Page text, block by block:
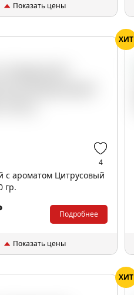
Показать цены
4
с ароматом Цитрусовый
гр.
Подробнее
Показать цены
ХИТ
ХИТ